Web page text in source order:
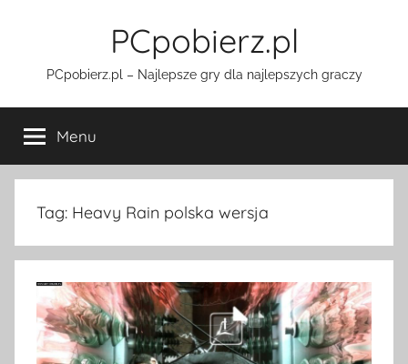
PCpobierz.pl
PCpobierz.pl – Najlepsze gry dla najlepszych graczy
Menu
Tag: Heavy Rain polska wersja